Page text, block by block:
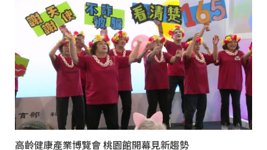
高齡健康產業博覽會 桃園館開幕見新趨勢